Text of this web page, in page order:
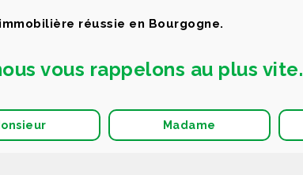
réussie en Bourgogne.
vous rappelons au plus vite.
Madame